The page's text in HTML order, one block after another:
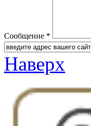
Сообщение *
Наверх